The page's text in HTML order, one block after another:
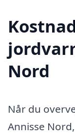
Nord
Når du
Annisse